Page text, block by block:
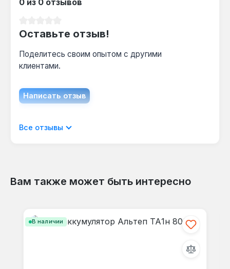
Оставьте отзыв!
Поделитесь своим опытом с другими
клиентами.
Написать отзыв
Отображать отзывы только на текущем
Все отзывы
Вам также может быть интересно
В наличии